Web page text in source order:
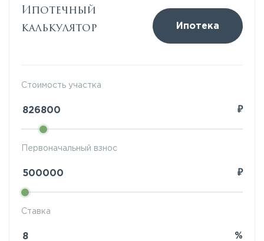
Ипотечный
калькулятор
Ипотека
Стоимость участка
₽
Ставка
%
Первоначальный взнос
₽